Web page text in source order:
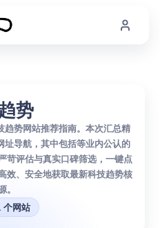
势
趋势网站推荐指南。本次汇总精
址导航，其中包括等业内公认的
苛评估与真实口碑筛选，一键点
效、安全地获取最新科技趋势核
。
个网站